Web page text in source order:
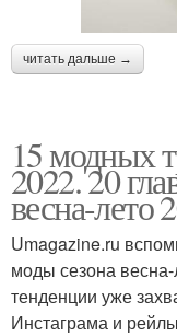
читать дальше →
15 модных
2022. 20
весна-лето
Umagazine.ru
моды сезона весна-
тенденции уже
Инстаграма и